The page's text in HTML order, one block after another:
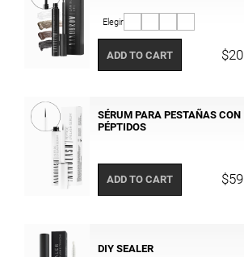
Elegir
ADD TO CART $20
SÉRUM PARA PESTAÑAS CON
PÉPTIDOS
ADD TO CART $59
DIY SEALER